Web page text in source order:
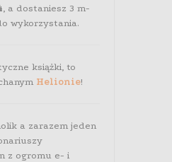
, a dostaniesz 3 m-
wykorzystania.
książki, to
Helionie!
a zarazem jeden
z ogromu e- i